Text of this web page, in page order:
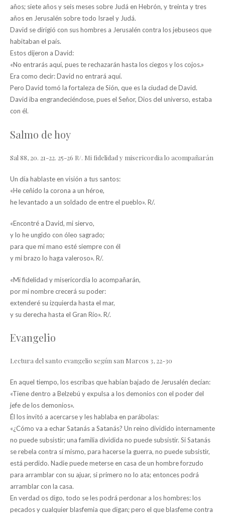
años; siete años y seis meses sobre Judá en Hebrón, y treinta y tres
años en Jerusalén sobre todo Israel y Judá.
David se dirigió con sus hombres a Jerusalén contra los jebuseos que
habitaban el país.
Estos dijeron a David:
«No entrarás aquí, pues te rechazarán hasta los ciegos y los cojos.»
Era como decir: David no entrará aquí.
Pero David tomó la fortaleza de Sión, que es la ciudad de David.
David iba engrandeciéndose, pues el Señor, Dios del universo, estaba
con él.
Salmo de hoy
Sal 88, 20. 21-22. 25-26 R/. Mi fidelidad y misericordia lo acompañarán
Un día hablaste en visión a tus santos:
«He ceñido la corona a un héroe,
he levantado a un soldado de entre el pueblo». R/.
«Encontré a David, mi siervo,
y lo he ungido con óleo sagrado;
para que mi mano esté siempre con él
y mi brazo lo haga valeroso». R/.
«Mi fidelidad y misericordia lo acompañarán,
por mi nombre crecerá su poder:
extenderé su izquierda hasta el mar,
y su derecha hasta el Gran Río». R/.
Evangelio
Lectura del santo evangelio según san Marcos 3, 22-30
En aquel tiempo, los escribas que habían bajado de Jerusalén decían:
«Tiene dentro a Belzebú y expulsa a los demonios con el poder del
jefe de los demonios».
Él los invitó a acercarse y les hablaba en parábolas:
«¿Cómo va a echar Satanás a Satanás? Un reino dividido internamente
no puede subsistir; una familia dividida no puede subsistir. Si Satanás
se rebela contra sí mismo, para hacerse la guerra, no puede subsistir,
está perdido. Nadie puede meterse en casa de un hombre forzudo
para arramblar con su ajuar, si primero no lo ata; entonces podrá
arramblar con la casa.
En verdad os digo, todo se les podrá perdonar a los hombres: los
pecados y cualquier blasfemia que digan; pero el que blasfeme contra